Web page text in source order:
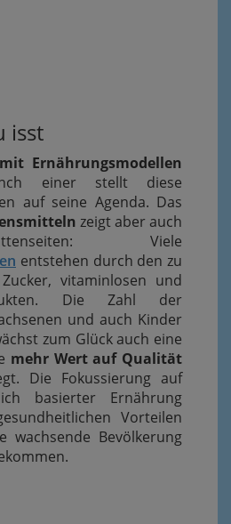
isst
Ernährungsmodellen
einer stellt diese
auf seine Agenda. Das
zeigt aber auch
Viele
entstehen durch den zu
vitaminlosen und
Die Zahl der
und auch Kinder
zum Glück auch eine
mehr Wert auf Qualität
Die Fokussierung auf
basierter Ernährung
Vorteilen
wachsende Bevölkerung